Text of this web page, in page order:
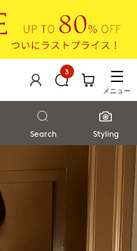
3
メニュー
Search Styling